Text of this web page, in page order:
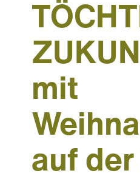
mit
auf